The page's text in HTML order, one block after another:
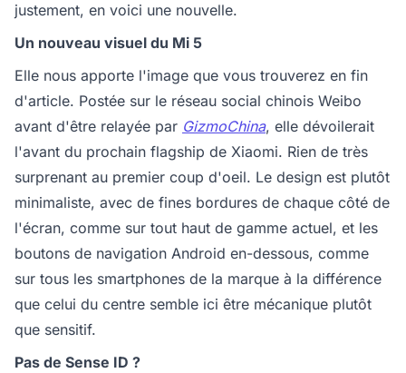
justement, en voici une nouvelle.
Un nouveau visuel du Mi 5
Elle nous apporte l'image que vous trouverez en fin
d'article. Postée sur le réseau social chinois Weibo
avant d'être relayée par GizmoChina, elle dévoilerait
l'avant du prochain flagship de Xiaomi. Rien de très
surprenant au premier coup d'oeil. Le design est plutôt
minimaliste, avec de fines bordures de chaque côté de
l'écran, comme sur tout haut de gamme actuel, et les
boutons de navigation Android en-dessous, comme
sur tous les smartphones de la marque à la différence
que celui du centre semble ici être mécanique plutôt
que sensitif.
Pas de Sense ID ?